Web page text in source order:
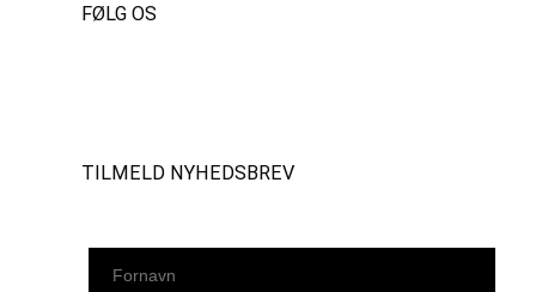
FØLG OS
TILMELD NYHEDSBREV